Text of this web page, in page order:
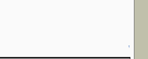
↑